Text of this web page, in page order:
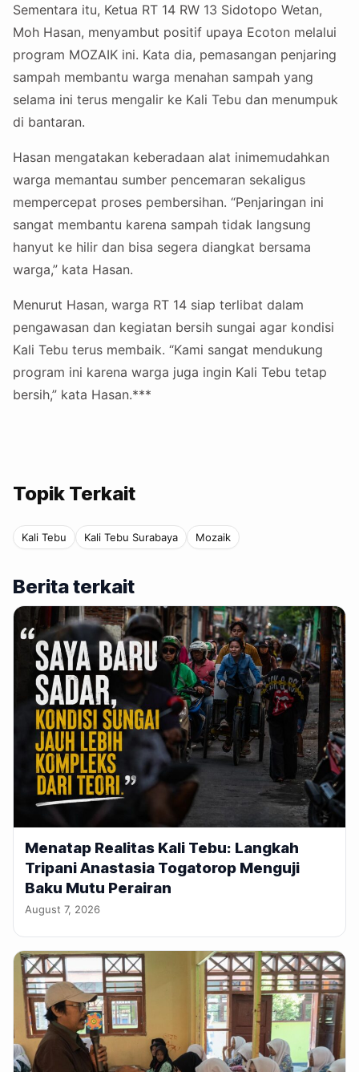
Sementara itu, Ketua RT 14 RW 13 Sidotopo Wetan,
Moh Hasan, menyambut positif upaya Ecoton melalui
program MOZAIK ini. Kata dia, pemasangan penjaring
sampah membantu warga menahan sampah yang
selama ini terus mengalir ke Kali Tebu dan menumpuk
di bantaran.
Hasan mengatakan keberadaan alat inimemudahkan
warga memantau sumber pencemaran sekaligus
mempercepat proses pembersihan. “Penjaringan ini
sangat membantu karena sampah tidak langsung
hanyut ke hilir dan bisa segera diangkat bersama
warga,” kata Hasan.
Menurut Hasan, warga RT 14 siap terlibat dalam
pengawasan dan kegiatan bersih sungai agar kondisi
Kali Tebu terus membaik. “Kami sangat mendukung
program ini karena warga juga ingin Kali Tebu tetap
bersih,” kata Hasan.***
Topik Terkait
Kali Tebu Kali Tebu Surabaya Mozaik
Berita terkait
Menatap Realitas Kali Tebu: Langkah
Tripani Anastasia Togatorop Menguji
Baku Mutu Perairan
August 7, 2026